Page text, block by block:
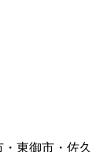
東御市・佐久